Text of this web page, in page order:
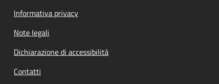
Informativa privacy
Note legali
Dichiarazione di accessibilità
Contatti